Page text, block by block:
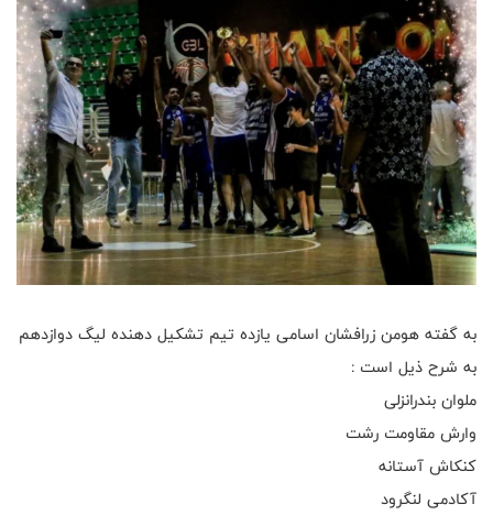
به گفته هومن زرافشان اسامی یازده تیم تشکیل دهنده لیگ دوازدهم
به شرح ذیل است :
ملوان بندرانزلی
وارش مقاومت رشت
کنکاش آستانه
آکادمی لنگرود